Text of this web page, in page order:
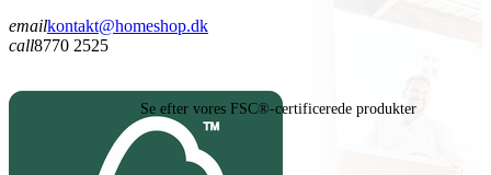
emailkontakt@homeshop.dk
call8770 2525
Se efter vores FSC®-certificerede produkter